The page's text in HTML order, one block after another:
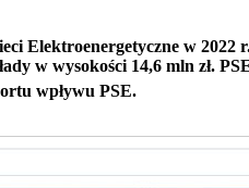
Elektroenergetyczne w
w wysokości 14,6 mln zł.
wpływu PSE.